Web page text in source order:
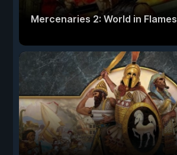
Mercenaries 2: World in Flames